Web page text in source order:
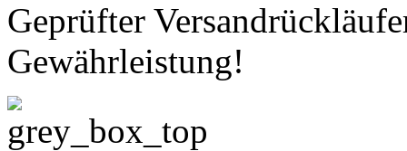
Geprüfter
Gewährleistung!